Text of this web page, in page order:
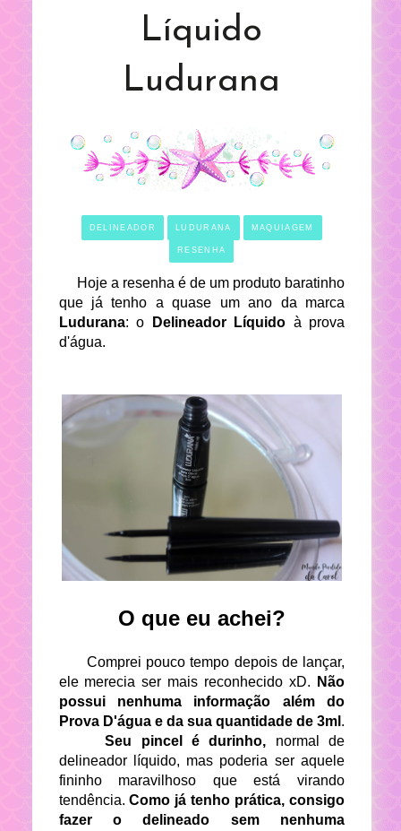
Líquido
Ludurana
DELINEADOR LUDURANA MAQUIAGEM
RESENHA
Hoje a resenha é de um produto baratinho
que já tenho a quase um ano da marca
Ludurana: o Delineador Líquido à prova
d'água.
O que eu achei?
Comprei pouco tempo depois de lançar,
ele merecia ser mais reconhecido xD. Não
possui nenhuma informação além do
Prova D'água e da sua quantidade de 3ml .
Seu pincel é durinho, normal de
delineador líquido, mas poderia ser aquele
fininho maravilhoso que está virando
tendência.Como já tenho prática, consigo
fazer o delineado sem nenhuma